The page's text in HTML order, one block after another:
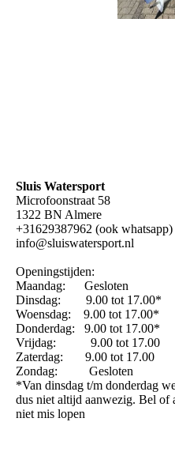
Sluis Watersport
Microfoonstraat 58
1322 BN Almere
+31629387962 (ook whatsapp)
info@sluiswatersport.nl
Openingstijden:
Maandag: Gesloten
Dinsdag: 9.00 tot 17.00*
Woensdag: 9.00 tot 17.00*
Donderdag: 9.00 tot 17.00*
Vrijdag: 9.00 tot 17.00
Zaterdag: 9.00 tot 17.00
Zondag: Gesloten
*Van dinsdag t/m donderdag
dus niet altijd aanwezig. Bel of
niet mis lopen